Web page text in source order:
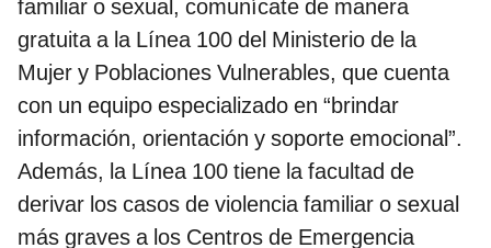
familiar o sexual, comunícate de manera
gratuita a la Línea 100 del Ministerio de la
Mujer y Poblaciones Vulnerables, que cuenta
con un equipo especializado en “brindar
información, orientación y soporte emocional”.
Además, la Línea 100 tiene la facultad de
derivar los casos de violencia familiar o sexual
más graves a los Centros de Emergencia